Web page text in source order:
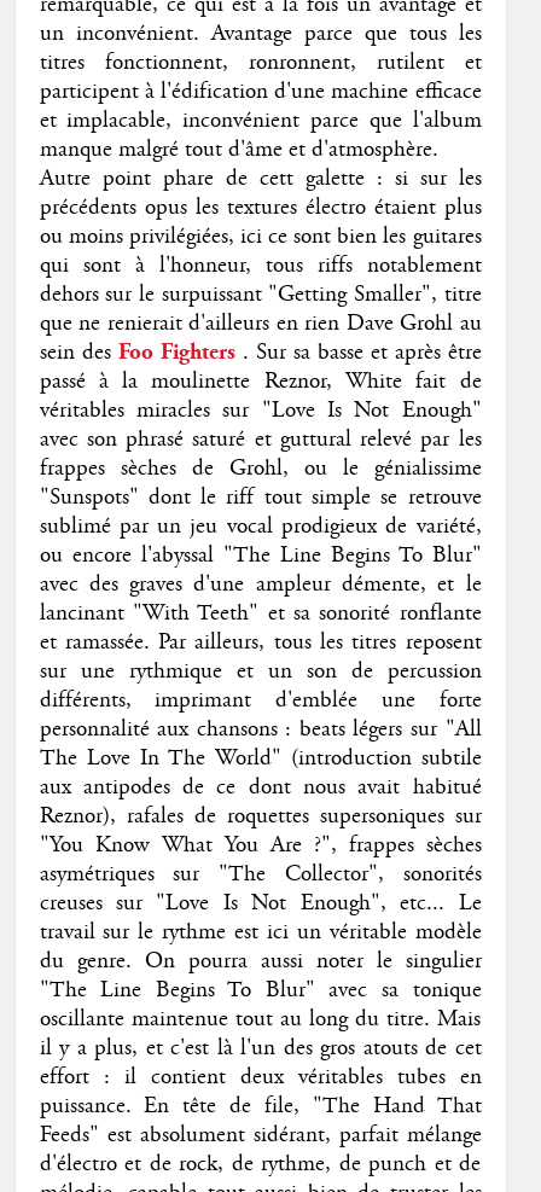
un inconvénient. Avantage parce que tous les
titres fonctionnent, ronronnent, rutilent et
participent à l'édification d'une machine efficace
et implacable, inconvénient parce que l'album
manque malgré tout d'âme et d'atmosphère.
Autre point phare de cett galette : si sur les
précédents opus les textures électro étaient plus
ou moins privilégiées, ici ce sont bien les guitares
qui sont à l'honneur, tous riffs notablement
dehors sur le surpuissant "Getting Smaller", titre
que ne renierait d'ailleurs en rien Dave Grohl au
sein desFoo Fighters . Sur sa basse et après être
passé à la moulinette Reznor, White fait de
véritables miracles sur "Love Is Not Enough"
avec son phrasé saturé et guttural relevé par les
frappes sèches de Grohl, ou le génialissime
"Sunspots" dont le riff tout simple se retrouve
sublimé par un jeu vocal prodigieux de variété,
ou encore l'abyssal "The Line Begins To Blur"
avec des graves d'une ampleur démente, et le
lancinant "With Teeth" et sa sonorité ronflante
et ramassée. Par ailleurs, tous les titres reposent
sur une rythmique et un son de percussion
différents, imprimant d'emblée une forte
personnalité aux chansons : beats légers sur "All
The Love In The World" (introduction subtile
aux antipodes de ce dont nous avait habitué
Reznor), rafales de roquettes supersoniques sur
"You Know What You Are ?", frappes sèches
asymétriques sur "The Collector", sonorités
creuses sur "Love Is Not Enough", etc... Le
travail sur le rythme est ici un véritable modèle
du genre. On pourra aussi noter le singulier
"The Line Begins To Blur" avec sa tonique
oscillante maintenue tout au long du titre. Mais
il y a plus, et c'est là l'un des gros atouts de cet
effort : il contient deux véritables tubes en
puissance. En tête de file, "The Hand That
Feeds" est absolument sidérant, parfait mélange
d'électro et de rock, de rythme, de punch et de